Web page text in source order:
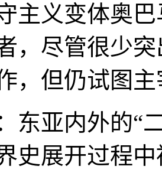
主义变体奥
，尽管很少
，但仍试图
东亚内外的“
史展开过程